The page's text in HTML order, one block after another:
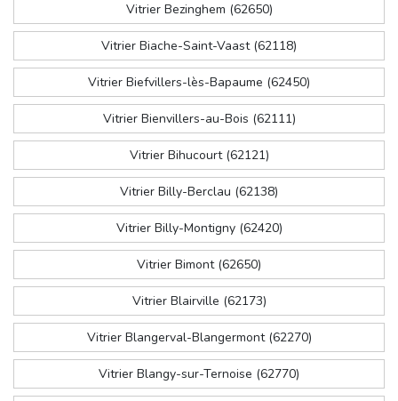
Vitrier Bezinghem (62650)
Vitrier Biache-Saint-Vaast (62118)
Vitrier Biefvillers-lès-Bapaume (62450)
Vitrier Bienvillers-au-Bois (62111)
Vitrier Bihucourt (62121)
Vitrier Billy-Berclau (62138)
Vitrier Billy-Montigny (62420)
Vitrier Bimont (62650)
Vitrier Blairville (62173)
Vitrier Blangerval-Blangermont (62270)
Vitrier Blangy-sur-Ternoise (62770)